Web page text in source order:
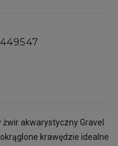
akwarystyczny Gravel
krawędzie idealne